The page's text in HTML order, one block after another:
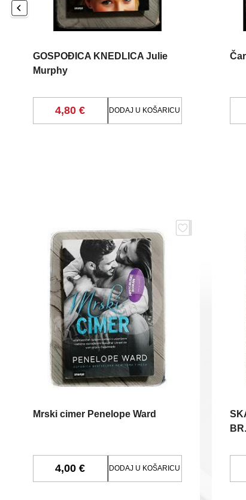
GOSPOĐICA KNEDLICA Julie
Murphy
4,80 € DODAJ U KOŠARICU
Mrski cimer Penelope Ward
4,00 € DODAJ U KOŠARICU